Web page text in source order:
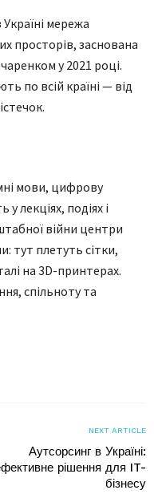
мережа
просторів, заснована
у 2021 році.
по всій країні — від
мови, цифрову
лекціях, подіях і
війни центри
тут плетуть сітки,
на 3D-принтерах.
спільноту та
NEXT ARTICLE
Аутсорсинг в Україні:
рішення для IT-
бізнесу